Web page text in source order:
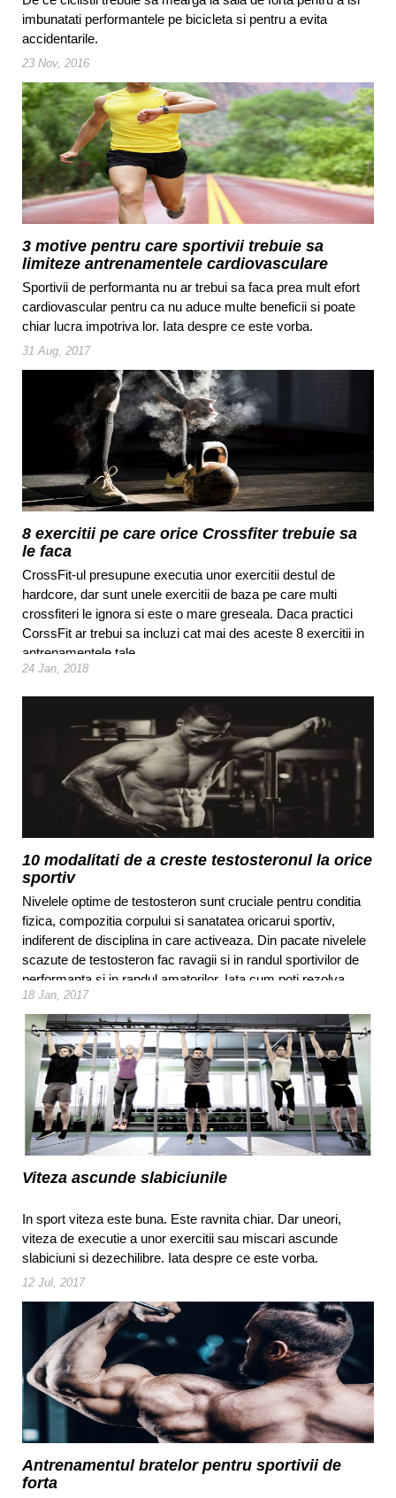
imbunatati performantele pe bicicleta si pentru a evita
accidentarile.
23 Nov, 2016
3 motive pentru care sportivii trebuie sa
limiteze antrenamentele cardiovasculare
Sportivii de performanta nu ar trebui sa faca prea mult efort
cardiovascular pentru ca nu aduce multe beneficii si poate
chiar lucra impotriva lor. Iata despre ce este vorba.
31 Aug, 2017
8 exercitii pe care orice Crossfiter trebuie sa
le faca
CrossFit-ul presupune executia unor exercitii destul de
hardcore, dar sunt unele exercitii de baza pe care multi
crossfiteri le ignora si este o mare greseala. Daca practici
CorssFit ar trebui sa incluzi cat mai des aceste 8 exercitii in
antrenamentele tale.
24 Jan, 2018
10 modalitati de a creste testosteronul la orice
sportiv
Nivelele optime de testosteron sunt cruciale pentru conditia
fizica, compozitia corpului si sanatatea oricarui sportiv,
indiferent de disciplina in care activeaza. Din pacate nivelele
scazute de testosteron fac ravagii si in randul sportivilor de
performanta si in randul amatorilor. Iata cum poti rezolva
aceasta problema.
18 Jan, 2017
Viteza ascunde slabiciunile
In sport viteza este buna. Este ravnita chiar. Dar uneori,
viteza de executie a unor exercitii sau miscari ascunde
slabiciuni si dezechilibre. Iata despre ce este vorba.
12 Jul, 2017
Antrenamentul bratelor pentru sportivii de
forta